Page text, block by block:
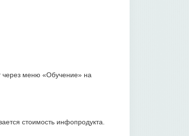
через меню «Обучение» на
стоимость инфопродукта.